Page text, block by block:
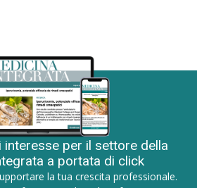
interesse per il settore della
a portata di click
la tua crescita professionale.